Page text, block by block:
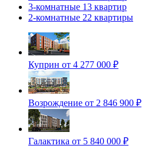
3-комнатные 13 квартир
2-комнатные 22 квартиры
Куприн от 4 277 000 ₽
Возрождение от 2 846 900 ₽
Галактика от 5 840 000 ₽